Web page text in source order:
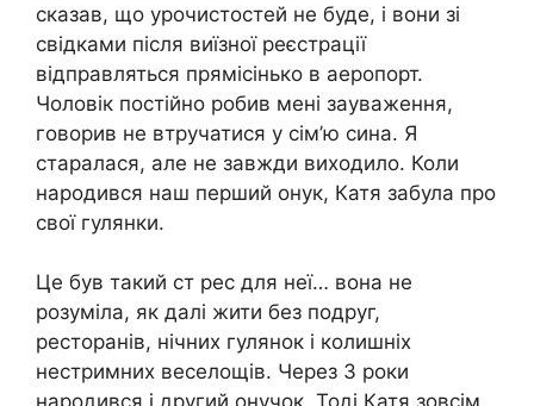
сказав, що урочистостей не буде, і вони зі
свідками після виїзної реєстрації
відправляться прямісінько в аеропорт.
Чоловік постійно робив мені зауваження,
говорив не втручатися у сім’ю сина. Я
старалася, але не завжди виходило. Коли
народився наш перший онук, Катя забула про
свої гулянки.
Це був такий ст рес для неї… вона не
розуміла, як далі жити без подруг,
ресторанів, нічних гулянок і колишніх
нестримних веселощів. Через 3 роки